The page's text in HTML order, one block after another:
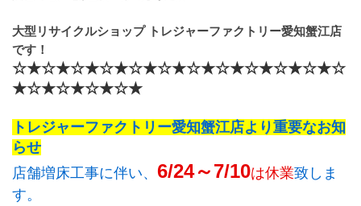
大型リサイクルショップ トレジャーファクトリー愛知蟹江店
です！
☆★☆★☆★☆★☆★☆★☆★☆★☆★☆★☆★☆
★☆★☆★☆★☆★
トレジャーファクトリー愛知蟹江店より重要なお知
らせ
店舗増床工事に伴い、 6/24～7/10は休業致しま
す。